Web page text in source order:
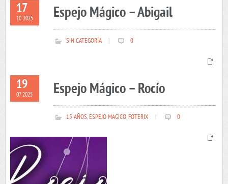
17
10 2025 Espejo Mágico – Abigail
SIN CATEGORÍA 0
19
07 2025 Espejo Mágico – Rocío
15 AÑOS,ESPEJO MAGICO,FOTERIX 0